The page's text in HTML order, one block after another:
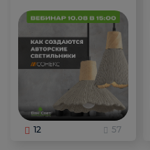
12 57